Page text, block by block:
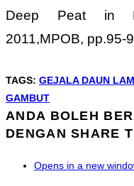
Deep Peat in
2011,MPOB, pp.95-
TAGS: GEJALA DAUN
GAMBUT
ANDA BOLEH
DENGAN SHARE
Opens in a new